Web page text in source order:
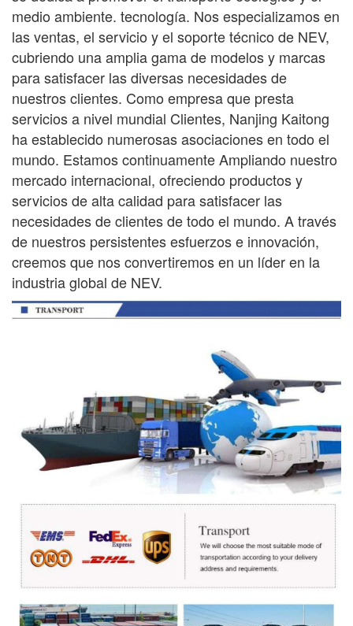
medio ambiente. tecnología. Nos especializamos en
las ventas, el servicio y el soporte técnico de NEV,
cubriendo una amplia gamade modelos y marcas
para satisfacer las diversas necesidades de
nuestros clientes. Como empresa que presta
servicios a nivel mundial Clientes, Nanjing Kaitong
ha establecido numerosas asociaciones en todo el
mundo. Estamos continuamenteAmpliando nuestro
mercado internacional, ofreciendo productos y
servicios de alta calidad para satisfacer las
necesidades declientes de todo el mundo. A través
de nuestros persistentes esfuerzos e innovación,
creemos que nos convertiremos en un líder en la
industria global de NEV.